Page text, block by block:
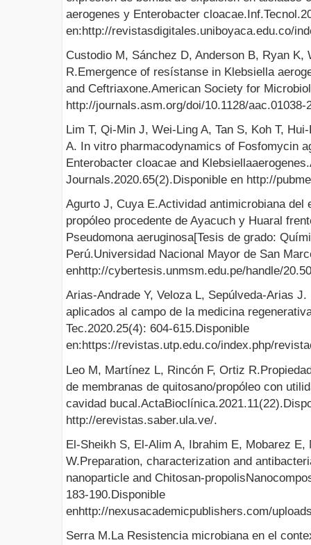
aerogenes y Enterobacter
en:http://revistasdigitales.uniboyaca.edu.co/
Custodio M, Sánchez D, Anderson B, Ryan K,
R.Emergence of resístanse in Klebsiella
and Ceftriaxone.American Society for
http://journals.asm.org/doi/10.1128/
Lim T, Qi-Min J, Wei-Ling A, Tan S, Koh T,
A. In vitro pharmacodynamics of Fosfomycin
Enterobacter cloacae and
Journals.2020.65(2).Disponible en http://
Agurto J, Cuya E.Actividad antimicrobiana del
propóleo procedente de Ayacuch y Huaral
Pseudomona aeruginosa[Tesis de grado:
Perú.Universidad Nacional Mayor de San
enhttp://cybertesis.unmsm.edu.pe/handle/
Arias-Andrade Y, Veloza L, Sepúlveda-Arias
aplicados al campo de la medicina
Tec.2020.25(4): 604-615.Disponible
en:https://revistas.utp.edu.co/index.php/
Leo M, Martínez L, Rincón F, Ortiz
de membranas de quitosano/propóleo con
cavidad
http://erevistas.saber.ula.ve/.
El-Sheikh S, El-Alim A, Ibrahim E, Mobarez E,
W.Preparation, characterization and
nanoparticle and Chitosan-
183-190.Disponible
enhttp://nexusacademicpublishers.com/
Serra M.La Resistencia microbiana en el